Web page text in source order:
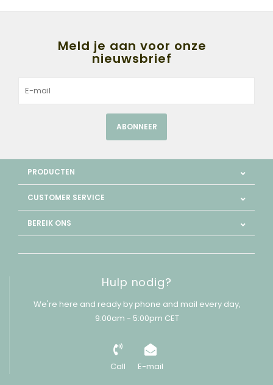
Meld je aan voor onze
nieuwsbrief
ABONNEER
PRODUCTEN
CUSTOMER SERVICE
BEREIK ONS
Hulp nodig?
We're here and ready by phone and mail every day,
9:00am - 5:00pm CET
Call E-mail